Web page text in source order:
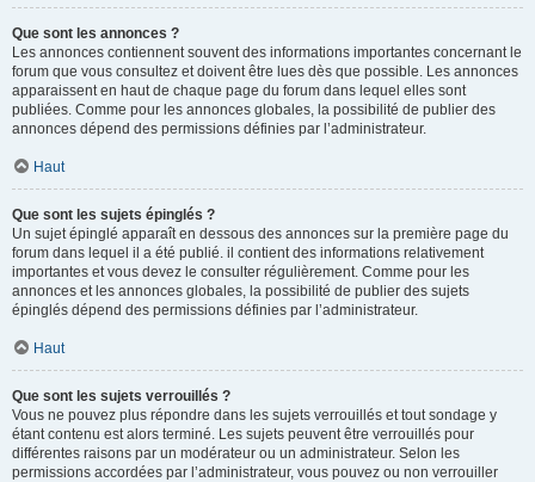
Que sont les annonces ?
Les annonces contiennent souvent des informations importantes concernant le
forum que vous consultez et doivent être lues dès que possible. Les annonces
apparaissent en haut de chaque page du forum dans lequel elles sont
publiées. Comme pour les annonces globales, la possibilité de publier des
annonces dépend des permissions définies par l’administrateur.
Haut
Que sont les sujets épinglés ?
Un sujet épinglé apparaît en dessous des annonces sur la première page du
forum dans lequel il a été publié. il contient des informations relativement
importantes et vous devez le consulter régulièrement. Comme pour les
annonces et les annonces globales, la possibilité de publier des sujets
épinglés dépend des permissions définies par l’administrateur.
Haut
Que sont les sujets verrouillés ?
Vous ne pouvez plus répondre dans les sujets verrouillés et tout sondage y
étant contenu est alors terminé. Les sujets peuvent être verrouillés pour
différentes raisons par un modérateur ou un administrateur. Selon les
permissions accordées par l’administrateur, vous pouvez ou non verrouiller